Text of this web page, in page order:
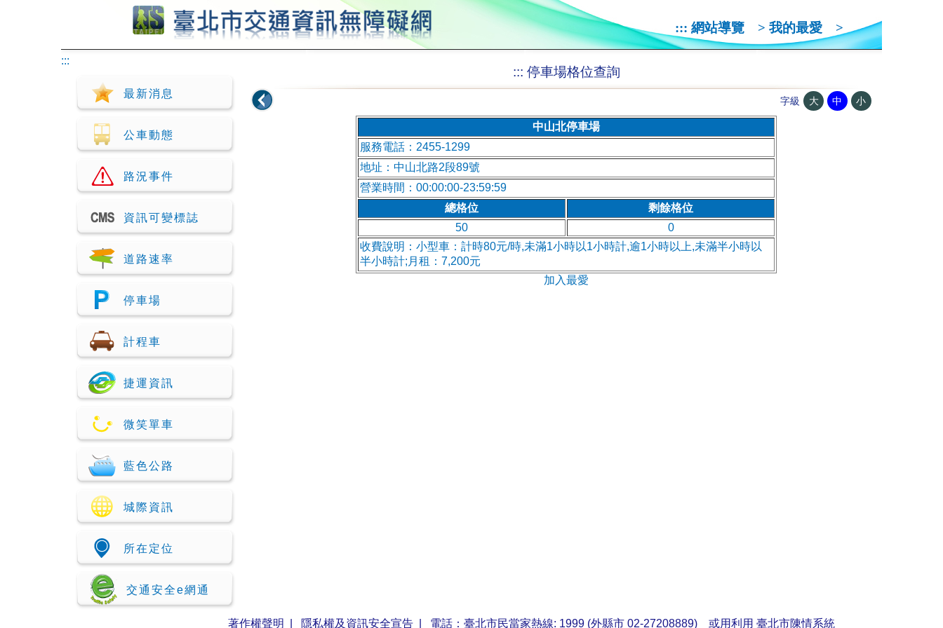
::: 網站導覽 > 我的最愛 >
:::
最新消息
公車動態
路況事件
資訊可變標誌
道路速率
停車場
計程車
捷運資訊
微笑單車
藍色公路
城際資訊
所在定位
交通安全e網通
::: 停車場格位查詢
字級 大 中 小
中山北停車場
服務電話：2455-1299
地址：中山北路2段89號
營業時間：00:00:00-23:59:59
總格位
剩餘格位
50
0
收費說明：小型車：計時80元/時,未滿1小時以1小時計,逾1小時以上,未滿半小時以
半小時計;月租：7,200元
加入最愛
著作權聲明 隱私權及資訊安全宣告| 電話：臺北市民當家熱線: 1999 (外縣市 02-27208889) 或用利用 臺北市陳情系統